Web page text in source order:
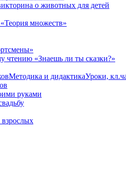
о животных для детей
множеств»
чтению «Знаешь ли ты сказки?»
Методика и дидактикаУроки,
руками